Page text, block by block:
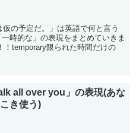
の予定だ。」は英語で何と言う
時的な」の表現をまとめていきま
temporary限られた時間だけの
all over you」の表現(あな
き使う)